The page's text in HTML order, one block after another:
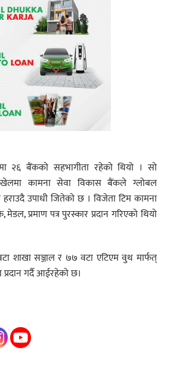
२६ बैंकको सहभागीता रहेको थियो । सो
खेलमा कामना सेवा विकास बैंकले ग्लोबल
उपाधी जितेको छ । विजेता टिम कामना
प्रमाण पत्र पुरस्कार प्रदान गरिएको थियो
शाखा सञ्जाल र ७७ वटा एटिएम वुथ मार्फत्
गर्दै आईरहेको छ।